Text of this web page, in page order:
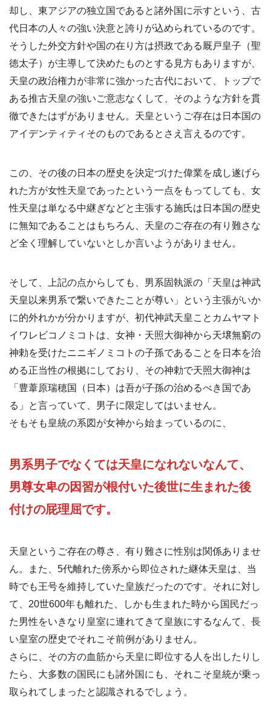
却し、東アジアの独立国であると諸外国に示すという、古
代日本の人々の強い決意と誇りが込められているのです。
そうした外交方針や国の在り方は摂政である厩戸皇子（聖
徳太子）が主導して決めたものとする見方もありますが、
天皇の政治権力が非常に強かった古代において、トップで
ある推古天皇の強いご意志なくして、そのような方針を貫
徹できたはずがありません。天皇というご存在は日本国の
アイデンティティそのものであるとさえ言えるのです。
この、その後の日本の歴史を決定づけた偉業を成し遂げら
れた方が女性天皇であったという一点をもってしても、女
性天皇は単なる中継ぎなどと主張する施氏は日本国の歴史
に無知であることはもちろん、天皇のご存在の有り難さな
ど全く理解していないとしか言いようがありません。
そして、上記の点からしても、男系固執派の「天皇は神武
天皇以来男系で繋いできたことが尊い」という主張がいか
に的外れかが分かりますが、初代神武天皇ことカムヤマト
イワレビコノミコトは、女神・天照大御神から天壌無窮の
神勅を受けたニニギノミコトの子孫であることを日本を治
める正当性の根拠にしており、その神勅で天照大御神は
「豊葦原瑞穂国（日本）は吾が子孫の治めるべき国であ
る」と言っていて、男子に限定してはいません。
そもそも皇統の系図が女神から始まっているのに、
男系男子でなくては天皇になれないなんて、
男尊女卑の因習が根付いた後世に生まれた後
付けの屁理屈です。
天皇というご存在の尊さ、有り難さに性別は関係ありませ
ん。また、5代離れた傍系から即位された継体天皇は、当
時でも王号を維持していた皇族だったのです。それに対し
て、20世600年も離れた、しかも生まれた時から国民だっ
た男性をいきなり皇室に連れてきて皇族にするなんて、長
い皇室の歴史でそれこそ前例がありません。
さらに、その方の血筋から天皇に即位する人を出したりし
たら、大多数の国民にも諸外国にも、それこそ皇統が乗っ
取られてしまったと認識されるでしょう。